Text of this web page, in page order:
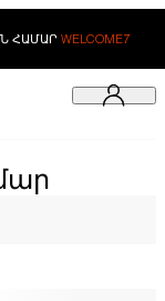
ՀԱՄԱՐ WELCOME7